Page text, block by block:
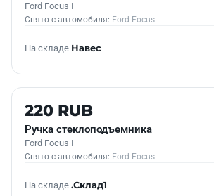
Ford Focus I
Снято с автомобиля: Ford Focus
На складе Навес
Б/У В НАЛИЧИИ
220 RUB
Ручка стеклоподъемника
Ford Focus I
Снято с автомобиля: Ford Focus
На складе .Склад1